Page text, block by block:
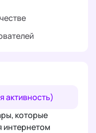
активность)
которые
интернетом